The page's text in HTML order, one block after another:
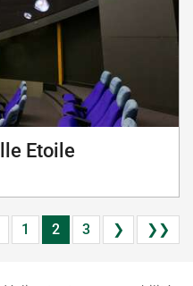
Etoile
1 2 3 ❯ ❯❯